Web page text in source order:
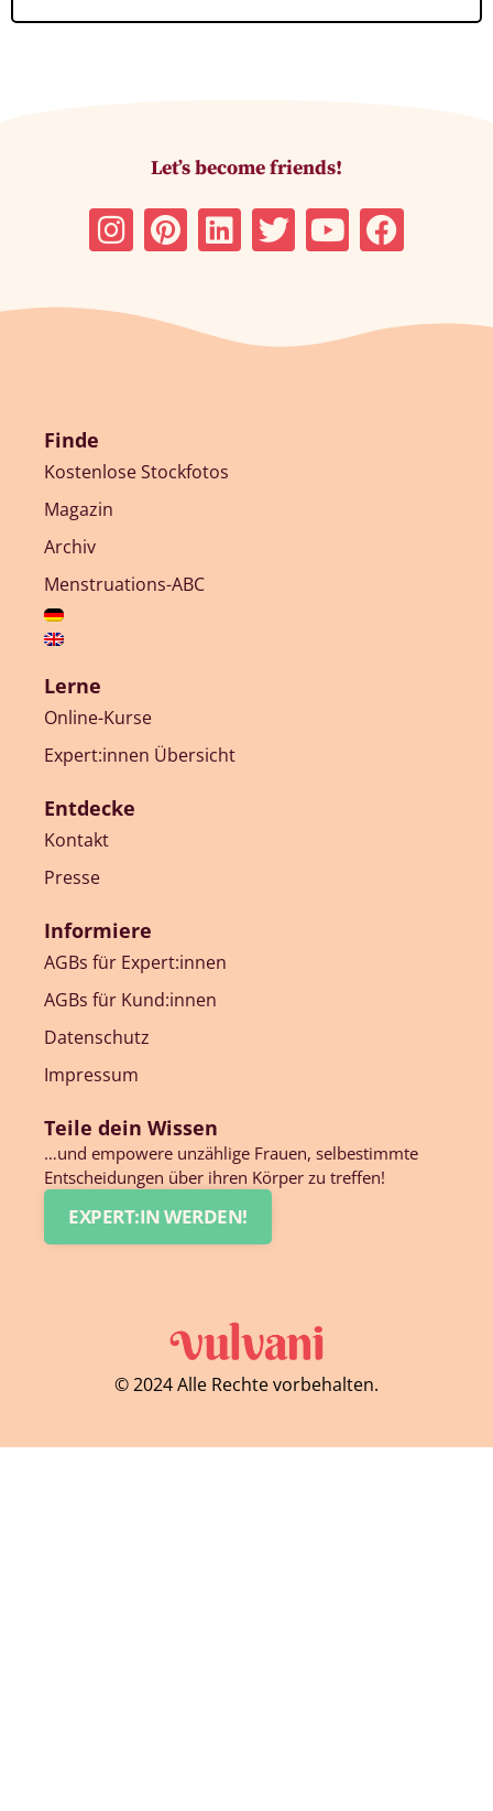
Let’s become friends!
Finde
Kostenlose Stockfotos
Magazin
Archiv
Menstruations-ABC
Lerne
Online-Kurse
Expert:innen Übersicht
Entdecke
Kontakt
Presse
Informiere
AGBs für Expert:innen
AGBs für Kund:innen
Datenschutz
Impressum
Teile dein Wissen
…und empowere unzählige Frauen, selbestimmte
Entscheidungen über ihren Körper zu treffen!
EXPERT:IN WERDEN!
© 2024 Alle Rechte vorbehalten.